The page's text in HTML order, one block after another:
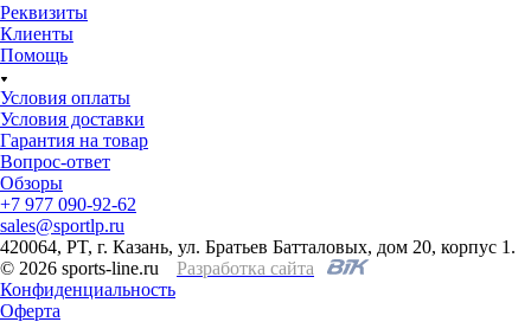
Реквизиты
Клиенты
Помощь
Условия оплаты
Условия доставки
Гарантия на товар
Вопрос-ответ
Обзоры
+7 977 090-92-62
sales@sportlp.ru
420064, PT, г. Казань, ул. Братьев Батталовых, дом 20, корпус 1.
© 2026 sports-line.ru
Разработка сайта
Конфиденциальность
Оферта